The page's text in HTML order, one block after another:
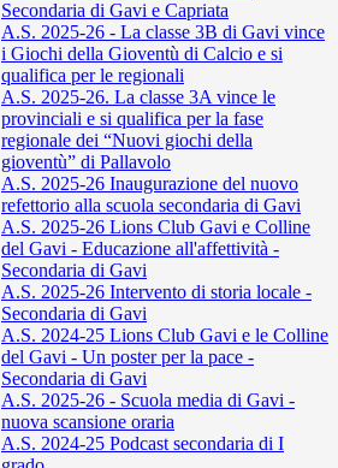
Secondaria di Gavi e Capriata
A.S. 2025-26 - La classe 3B di Gavi vince
i Giochi della Gioventù di Calcio e si
qualifica per le regionali
A.S. 2025-26. La classe 3A vince le
provinciali e si qualifica per la fase
regionale dei “Nuovi giochi della
gioventù” di Pallavolo
A.S. 2025-26 Inaugurazione del nuovo
refettorio alla scuola secondaria di Gavi
A.S. 2025-26 Lions Club Gavi e Colline
del Gavi - Educazione all'affettività -
Secondaria di Gavi
A.S. 2025-26 Intervento di storia locale -
Secondaria di Gavi
A.S. 2024-25 Lions Club Gavi e le Colline
del Gavi - Un poster per la pace -
Secondaria di Gavi
A.S. 2025-26 - Scuola media di Gavi -
nuova scansione oraria
A.S. 2024-25 Podcast secondaria di I